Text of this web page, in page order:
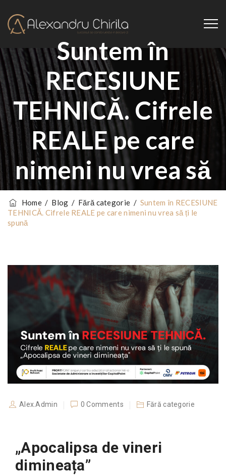
Suntem în
RECESIUNE
TEHNICĂ. Cifrele
REALE pe care
nimeni nu vrea să
ți le spună
Home/ Blog / Fără categorie / Suntem în RECESIUNE
TEHNICĂ. Cifrele REALE pe care nimeni nu vrea să ți le
spună
Alex.Admin 0 Comments Fără categorie
„Apocalipsa de vineri
dimineața”